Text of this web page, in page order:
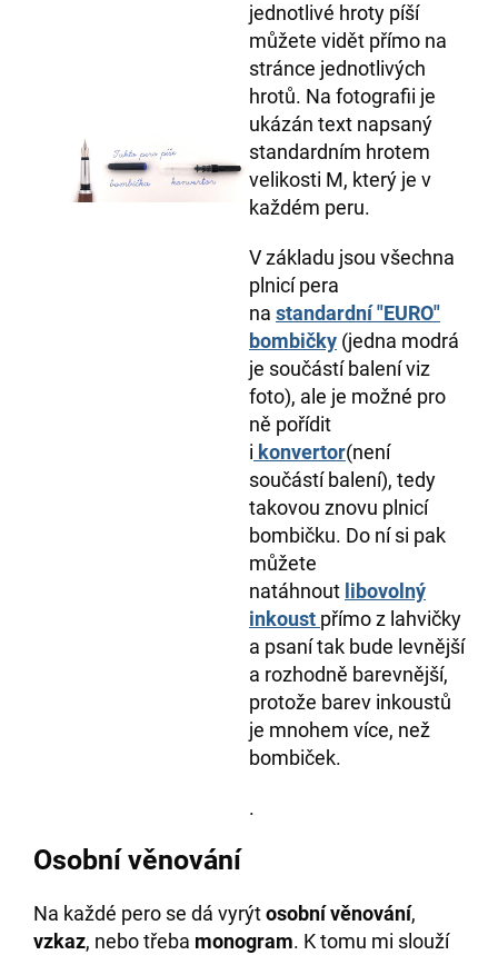
jednotlivé hroty píší
můžete vidět přímo na
stránce jednotlivých
hrotů. Na fotografii je
ukázán text napsaný
standardním hrotem
velikosti M, který je v
každém peru.
V základu jsou všechna
plnicí pera
na standardní "EURO"
bombičky (jedna modrá
je součástí balení viz
foto), ale je možné pro
ně pořídit
i konvertor(není
součástí balení), tedy
takovou znovu plnicí
bombičku. Do ní si pak
můžete
natáhnout libovolný
inkoust přímo z lahvičky
a psaní tak bude levnější
a rozhodně barevnější,
protože barev inkoustů
je mnohem více, než
bombiček.
.
Osobní věnování
Na každé pero se dá vyrýtosobní věnování,
vzkaz, nebo třeba monogram. K tomu mi slouží